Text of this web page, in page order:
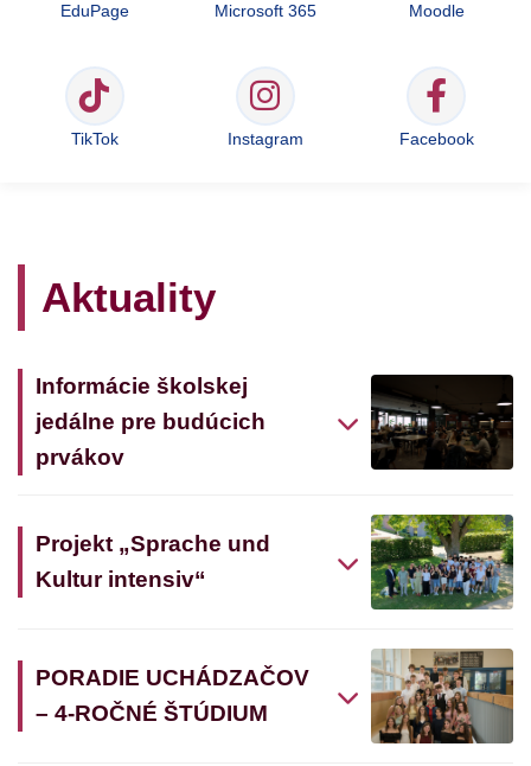
EduPage Microsoft 365 Moodle
TikTok Instagram Facebook
Aktuality
Informácie školskej
jedálne pre budúcich
prvákov
Projekt „Sprache und
Kultur intensiv“
PORADIE UCHÁDZAČOV
– 4-ROČNÉ ŠTÚDIUM